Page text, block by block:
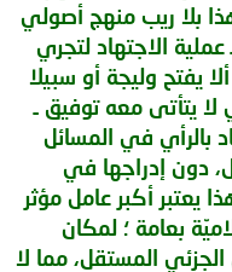
بلا ريب منهج أصولي
الاجتهاد لتجري
يفتح وليجة أو سبيلا
لا يتأتى معه توفيق ـ
بالرأي في المسائل
دون إدراجها في
يعتبر أكبر عامل مؤثر
بعامة ؛ لمكان
المستقل، مما لا